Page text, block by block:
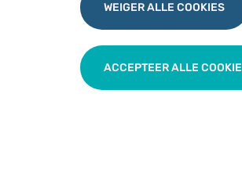
WEIGER ALLE COOKIES
ACCEPTEER ALLE